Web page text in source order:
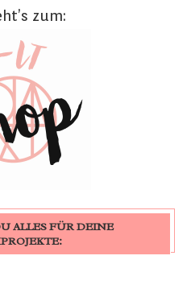
zum:
ALLES FÜR DEINE